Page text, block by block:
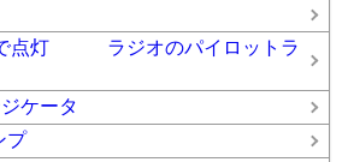
点灯 ラジオのパイロットラ
ケータ
プ